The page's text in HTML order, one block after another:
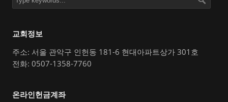
교회정보
주소: 서울 관악구 인헌동 181-6 현대아파트상가 301호
전화: 0507-1358-7760
온라인헌금계좌